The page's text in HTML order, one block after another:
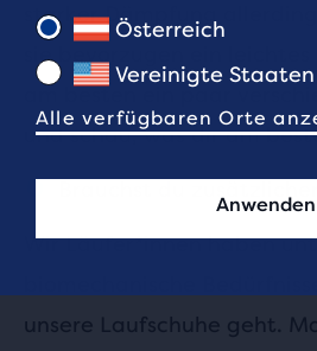
starker Dämpfung
sie bevorzugen ein leichtes
am besten ein paar
und schau, was dir am
Wir Läufer*innen haben
unsere Laufschuhe geht.
Österreich
Vereinigte
Alle verfügbaren Orte
Anwenden